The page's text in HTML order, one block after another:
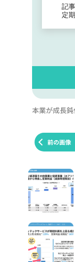
記
定
本業が成長
前の画像